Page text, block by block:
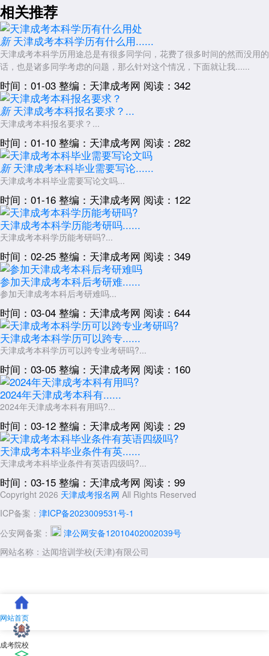
度堪比公办院校。
报考建议：结合基础与规划选校
考生需根据自身基础、专业兴趣及职业规划综合决策：
基础扎实、目标名校：优先冲刺天津师范大学、天津理工大学等排名
技能导向、追求就业：选择天津中德应用技术大学、天津城建大学等
实践资源丰富的院校;
跨专业报考、灵活学习：关注天津财经大学珠江学院、天津仁爱学院
等民办院校的无限制专业。
2026年天津成考本科院校格局既延续了传统强校的优势，也涌现出
民办院校的特色突破。考生需密切关注天津市教育招生考试院官网动态，
结合院校招生简章与自身条件，制定科学报考策略。
展开全文
相关推荐
新 天津成考本科学历有什么用......
天津成考本科学历用途总是有很多同学问，花费了很多时间的然而没用的
话，也是诸多同学考虑的问题，那么针对这个情况，下面就让我......
时间：01-03 整编：天津成考网 阅读：342
新 天津成考本科报名要求？...
天津成考本科报名要求？...
时间：01-10 整编：天津成考网 阅读：282
新 天津成考本科毕业需要写论......
天津成考本科毕业需要写论文吗...
时间：01-16 整编：天津成考网 阅读：122
天津成考本科学历能考研吗......
天津成考本科学历能考研吗?...
时间：02-25 整编：天津成考网 阅读：349
参加天津成考本科后考研难......
参加天津成考本科后考研难吗...
时间：03-04 整编：天津成考网 阅读：644
天津成考本科学历可以跨专......
天津成考本科学历可以跨专业考研吗?...
时间：03-05 整编：天津成考网 阅读：160
2024年天津成考本科有......
2024年天津成考本科有用吗?...
时间：03-12 整编：天津成考网 阅读：29
天津成考本科毕业条件有英......
天津成考本科毕业条件有英语四级吗?...
时间：03-15 整编：天津成考网 阅读：99
Copyright 2026 天津成考报名网 All Rights Reserved
ICP备案： 津ICP备2023009531号-1
公安网备案：
津公网安备12010402002039号
网站名称：达闻培训学校(天津)有限公司
网站首页
成考院校